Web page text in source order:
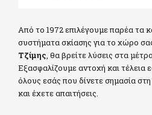
Από το 1972 επιλέγουμε παρέα τα
συστήματα σκίασης για το χώρο
Τζίμης, θα βρείτε λύσεις στα
Εξασφαλίζουμε αντοχή και τέλεια
όλους εσάς που δίνετε σημασία
και έχετε απαιτήσεις.